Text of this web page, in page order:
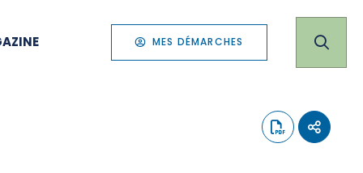
MES DÉMARCHES